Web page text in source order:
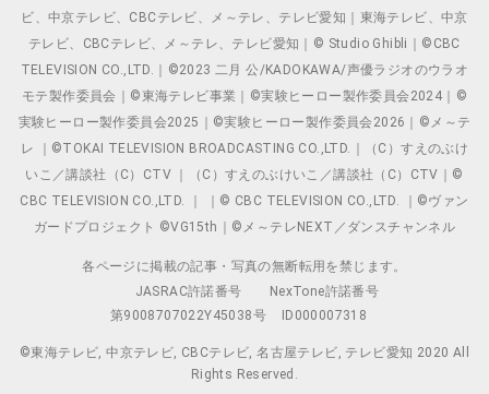
ビ、中京テレビ、CBCテレビ、メ～テレ、テレビ愛知｜東海テレビ、中京
テレビ、CBCテレビ、メ～テレ、テレビ愛知｜© Studio Ghibli｜©CBC
TELEVISION CO.,LTD.｜©2023 二月 公/KADOKAWA/声優ラジオのウラオ
モテ製作委員会｜©東海テレビ事業｜©実験ヒーロー製作委員会2024｜©
実験ヒーロー製作委員会2025｜©実験ヒーロー製作委員会2026｜©メ～テ
レ ｜©TOKAI TELEVISION BROADCASTING CO.,LTD.｜（C）すえのぶけ
いこ／講談社（C）CTV ｜（C）すえのぶけいこ／講談社（C）CTV｜©
CBC TELEVISION CO.,LTD. ｜ ｜© CBC TELEVISION CO.,LTD. ｜©ヴァン
ガードプロジェクト ©VG15th｜©メ～テレNEXT／ダンスチャンネル
各ページに掲載の記事・写真の無断転用を禁じます。
JASRAC許諾番号
NexTone許諾番号
第9008707022Y45038号
ID000007318
©東海テレビ, 中京テレビ, CBCテレビ, 名古屋テレビ, テレビ愛知 2020 All
Rights Reserved.